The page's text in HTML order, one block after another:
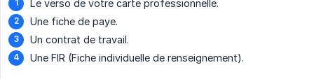
Le verso de votre carte professionnelle.
Une fiche de paye.
Un contrat de travail.
Une FIR (Fiche individuelle de renseignement).